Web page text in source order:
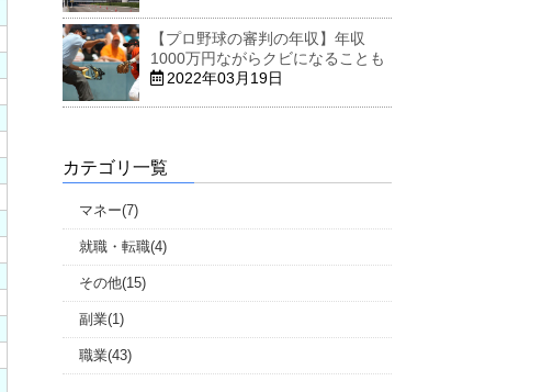
【プロ野球の審判の年収】年収
1000万円ながらクビになることも
2022年03月19日
カテゴリ一覧
マネー(7)
就職・転職(4)
その他(15)
副業(1)
職業(43)